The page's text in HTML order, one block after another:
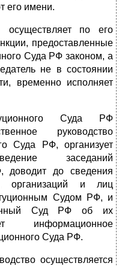
его имени.
осуществляет по его
предоставленные
Суда РФ за­коном, а
не в состоянии
временно исполняет
Суда РФ
руководство
Суда РФ, организует
заседаний
доводит до сведения
организаций и лиц
Судом РФ, и
Суд РФ об их
информационное
Суда РФ.
осуществляется